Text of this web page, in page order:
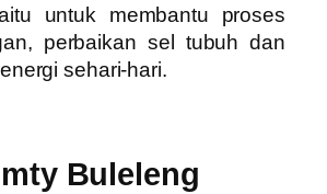
untuk membantu proses
perbaikan sel tubuh dan
sehari-hari.
Buleleng